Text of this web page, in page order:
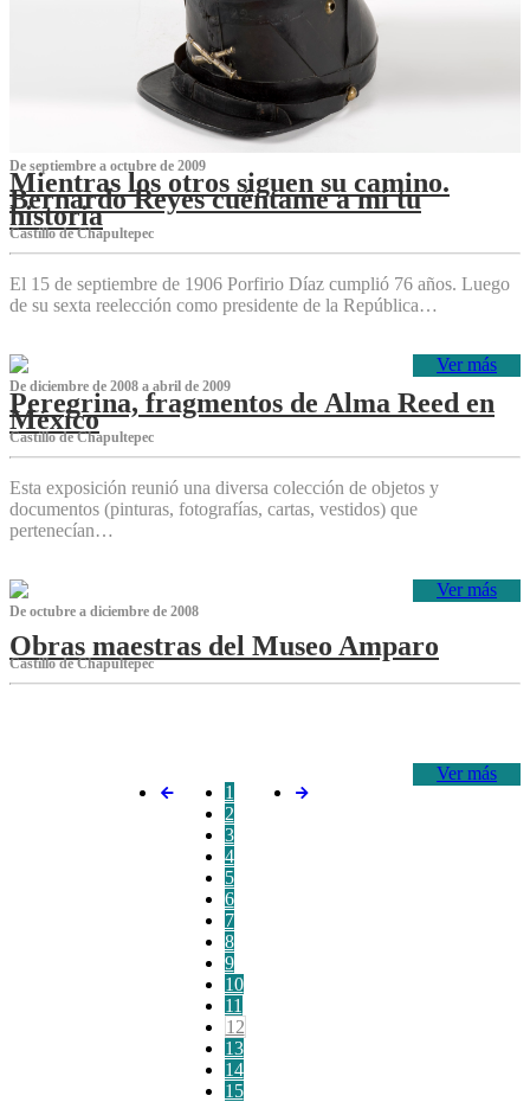
De septiembre a octubre de 2009
Mientras los otros siguen su camino.
Bernardo Reyes cuéntame a mí tu
historia
Castillo de Chapultepec
El 15 de septiembre de 1906 Porfirio Díaz cumplió 76 años. Luego
de su sexta reelección como presidente de la República…
Ver más
De diciembre de 2008 a abril de 2009
Peregrina, fragmentos de Alma Reed en
México
Castillo de Chapultepec
Esta exposición reunió una diversa colección de objetos y
documentos (pinturas, fotografías, cartas, vestidos) que
pertenecían…
Ver más
De octubre a diciembre de 2008
Obras maestras del Museo Amparo
Castillo de Chapultepec
Ver más
1
2
3
4
5
6
7
8
9
10
11
12
13
14
15